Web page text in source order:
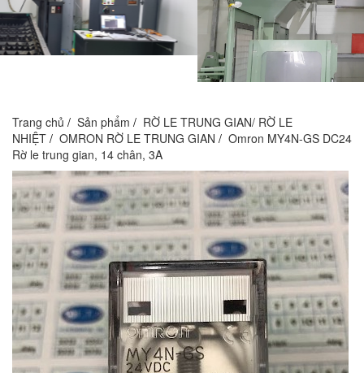
Trang chủ Sản phẩm
RỜ LE TRUNG GIAN/ RỜ LE
NHIỆT
OMRON RỜ LE TRUNG GIAN
Omron MY4N-GS DC24
Rờ le trung gian, 14 chân, 3A